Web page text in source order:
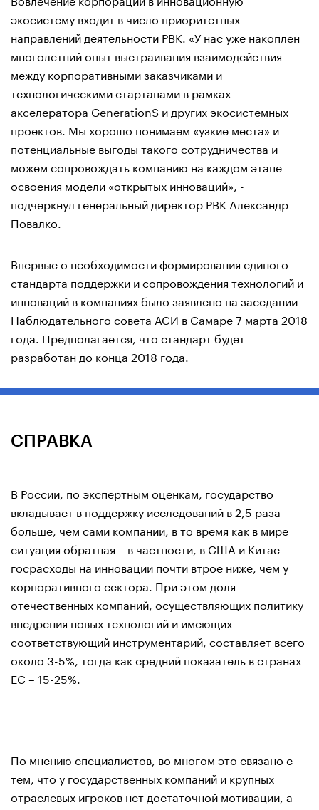
экосистему входит в число приоритетных
направлений деятельности РВК. «У нас уже накоплен
многолетний опыт выстраивания взаимодействия
между корпоративными заказчиками и
технологическими стартапами в рамках
акселератора GenerationS и других экосистемных
проектов. Мы хорошо понимаем «узкие места» и
потенциальные выгоды такого сотрудничества и
можем сопровождать компанию на каждом этапе
освоения модели «открытых инноваций», -
подчеркнул генеральный директор РВК Александр
Повалко.
Впервые о необходимости формирования единого
стандарта поддержки и сопровождения технологий и
инноваций в компаниях было заявлено на заседании
Наблюдательного совета АСИ в Самаре 7 марта 2018
года. Предполагается, что стандарт будет
разработан до конца 2018 года.
СПРАВКА
В России, по экспертным оценкам, государство
вкладывает в поддержку исследований в 2,5 раза
больше, чем сами компании, в то время как в мире
ситуация обратная – в частности, в США и Китае
госрасходы на инновации почти втрое ниже, чем у
корпоративного сектора. При этом доля
отечественных компаний, осуществляющих политику
внедрения новых технологий и имеющих
соответствующий инструментарий, составляет всего
около 3-5%, тогда как средний показатель в странах
ЕС – 15-25%.
По мнению специалистов, во многом это связано с
тем, что у государственных компаний и крупных
отраслевых игроков нет достаточной мотивации, а